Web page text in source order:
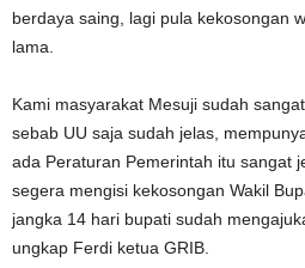
berdaya saing, lagi pula kekosongan
lama.
Kami masyarakat Mesuji sudah
sebab UU saja sudah jelas,
ada Peraturan Pemerintah itu sangat
segera mengisi kekosongan Wakil
jangka 14 hari bupati sudah
ungkap Ferdi ketua GRIB.